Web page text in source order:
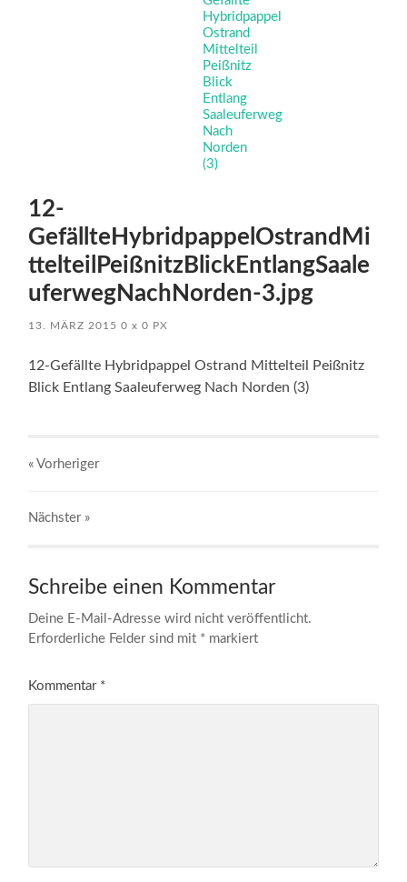
12-
GefällteHybridpappelOstrandMi
ttelteilPeißnitzBlickEntlangSaale
uferwegNachNorden-3.jpg
13. MÄRZ 2015 0x 0 PX
12-Gefällte Hybridpappel Ostrand Mittelteil Peißnitz
Blick Entlang Saaleuferweg Nach Norden (3)
« Vorheriger
Nächster »
Schreibe einen Kommentar
Deine E-Mail-Adresse wird nicht veröffentlicht.
Erforderliche Felder sind mit * markiert
Kommentar *